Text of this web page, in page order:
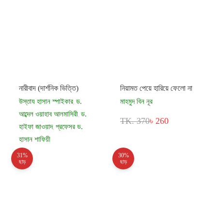
নারীবাদ (দার্শনিক ভিত্তি)
উস্তায হাসান স্পাইকার, ড.
আব্দেল ওয়াহাব আলমাসিরী, ড.
হাইফা জাওয়াদ, প্রফেসর ড.
হাসান শাফিয়ী
TK. 125
নিয়ামত পেয়ে হারিয়ে ফেলো না
মাহমুদ বিন নূর
TK. 370৳ 260
31%
ছাড়
30%
ছাড়